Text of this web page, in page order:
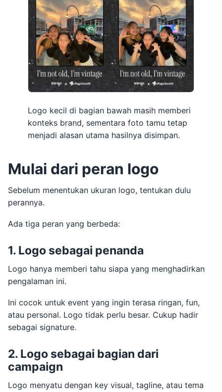
Logo kecil di bagian bawah masih memberi
konteks brand, sementara foto tamu tetap
menjadi alasan utama hasilnya disimpan.
Mulai dari peran logo
Sebelum menentukan ukuran logo, tentukan dulu
perannya.
Ada tiga peran yang berbeda:
1. Logo sebagai penanda
Logo hanya memberi tahu siapa yang menghadirkan
pengalaman ini.
Ini cocok untuk event yang ingin terasa ringan, fun,
atau personal. Logo tidak perlu besar. Cukup hadir
sebagai signature.
2. Logo sebagai bagian dari
campaign
Logo menyatu dengan key visual, tagline, atau tema